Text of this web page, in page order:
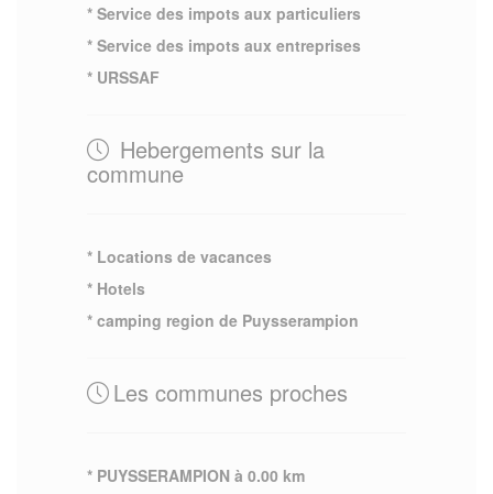
* Service des impots aux particuliers
* Service des impots aux entreprises
* URSSAF
Hebergements sur la
commune
* Locations de vacances
* Hotels
* camping region de Puysserampion
Les communes proches
* PUYSSERAMPION à 0.00 km